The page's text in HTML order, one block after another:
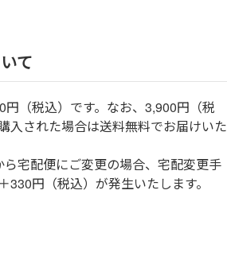
て
円（税込）です。なお、3,900円（税
入された場合は送料無料でお届けいた
ら宅配便にご変更の場合、宅配変更手
330円（税込）が発生いたします。